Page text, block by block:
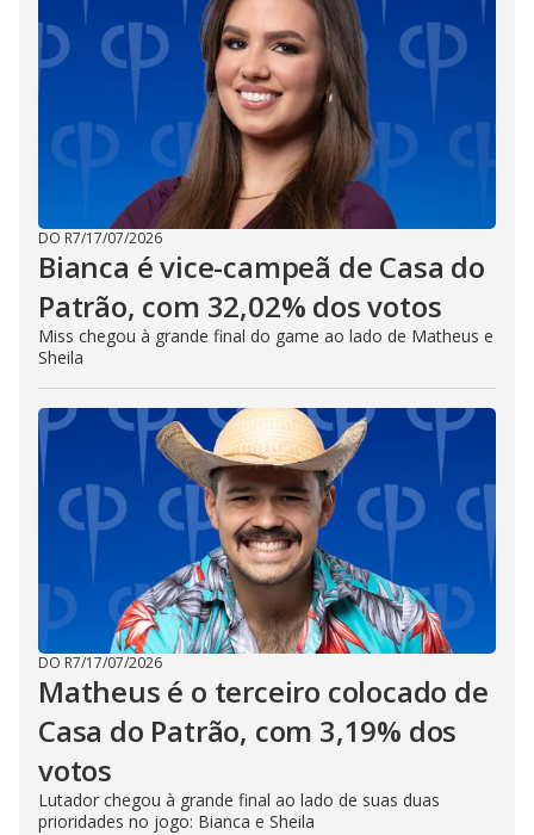
DO R7/17/07/2026
Bianca é vice-campeã de Casa do
Patrão, com 32,02% dos votos
Miss chegou à grande final do game ao lado de Matheus e
Sheila
DO R7/17/07/2026
Matheus é o terceiro colocado de
Casa do Patrão, com 3,19% dos
votos
Lutador chegou à grande final ao lado de suas duas
prioridades no jogo: Bianca e Sheila